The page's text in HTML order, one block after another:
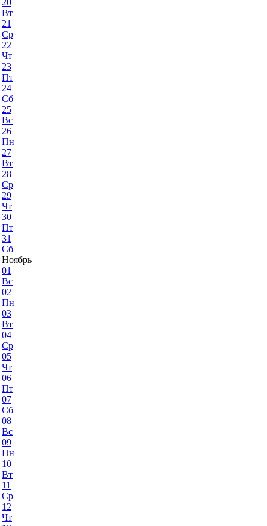
20
Вт
21
Ср
22
Чт
23
Пт
24
Сб
25
Вс
26
Пн
27
Вт
28
Ср
29
Чт
30
Пт
31
Сб
Ноябрь
01
Вс
02
Пн
03
Вт
04
Ср
05
Чт
06
Пт
07
Сб
08
Вс
09
Пн
10
Вт
11
Ср
12
Чт